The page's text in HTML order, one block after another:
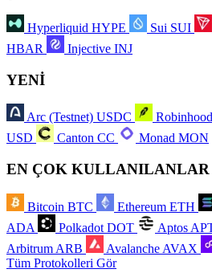
Hyperliquid HYPE Sui SUI
HBAR
Injective INJ
YENİ
Arc (Testnet) USDC
USD
Canton CC Monad MON
EN ÇOK KULLANILANLAR
Bitcoin BTC Ethereum ETH
ADA
Polkadot DOT Aptos
Arbitrum ARB Avalanche AVAX
Tüm Protokolleri Gör